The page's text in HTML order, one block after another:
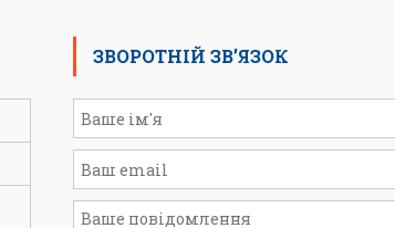
ЗВОРОТНІЙ ЗВ’ЯЗОК